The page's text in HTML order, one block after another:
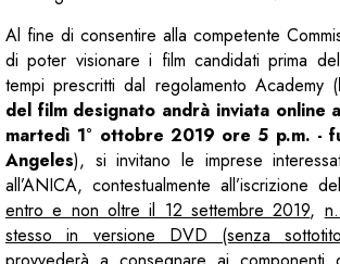
Al fine di consentire alla competente
di poter visionare i film candidati prima
tempi prescritti dal regolamento Academy (
del film designato andrà inviata online
martedì 1° ottobre 2019 ore 5 p.m. -
Angeles), si invitano le imprese
all’ANICA, contestualmente all’iscrizione
entro e non oltre il 12 settembre 2019,
stesso in versione DVD (senza